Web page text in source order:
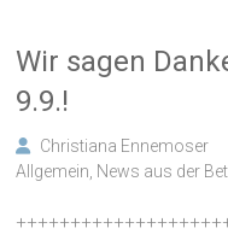
Wir sagen
9.9.!
Christiana Ennemoser
Allgemein News aus der